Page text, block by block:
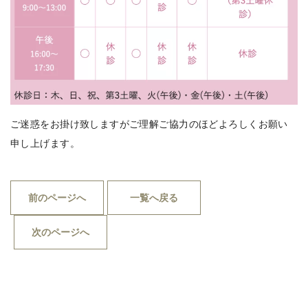
ご迷惑をお掛け致しますがご理解ご協力のほどよろしくお願い
申し上げます。
前のページへ 一覧へ戻る
次のページへ